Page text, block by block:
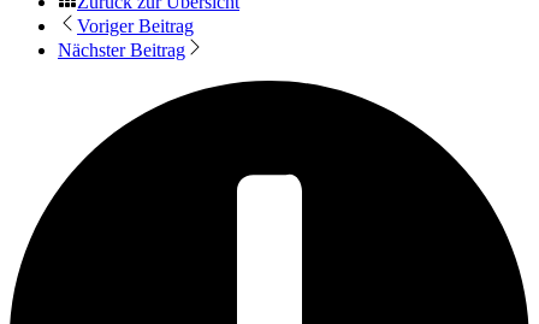
Voriger Beitrag
Nächster Beitrag